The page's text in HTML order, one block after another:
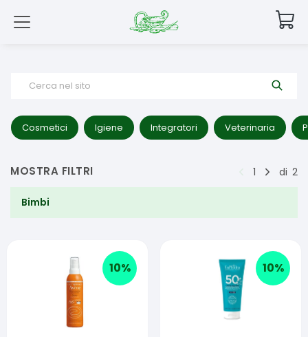
Cerca nel sito
Cosmetici Igiene Integratori Veterinaria
MOSTRA FILTRI 1 di 2
Bimbi
10% 10%